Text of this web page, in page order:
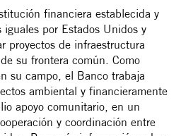
financiera establecida y
por Estados Unidos y
proyectos de infraestructura
su frontera común. Como
su campo, el Banco trabaja
ambiental y financieramente
apoyo comunitario, en un
y coordinación entre